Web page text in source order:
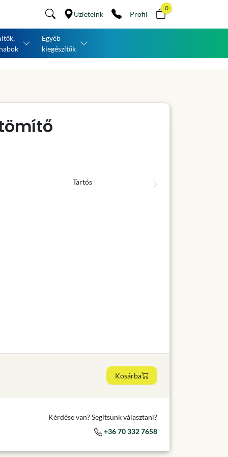
Üzleteink Profil
0
Egyéb
kiegészítők
Tartós
Kosárba
Kérdése van? Segítsünk választani?
+36 70 332 7658